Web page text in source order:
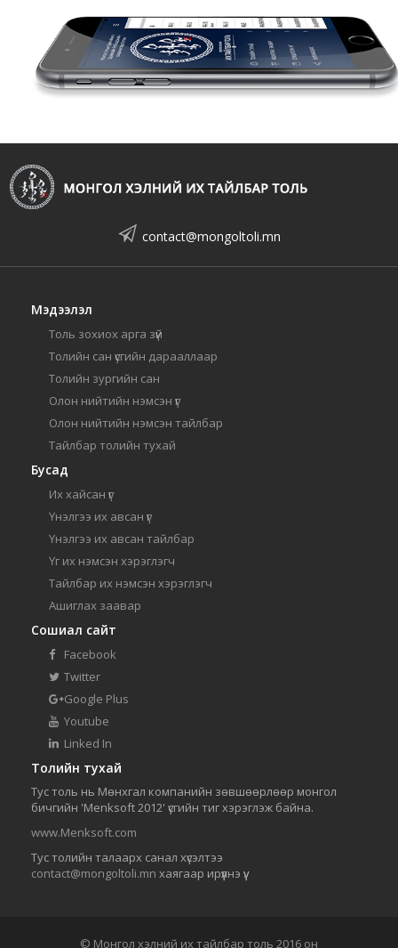
contact@mongoltoli.mn
Мэдээлэл
Толь зохиох арга зүй
Толийн сан үсгийн дарааллаар
Толийн зургийн сан
Олон нийтийн нэмсэн үг
Олон нийтийн нэмсэн тайлбар
Тайлбар толийн тухай
Бусад
Их хайсан үг
Үнэлгээ их авсан үг
Үнэлгээ их авсан тайлбар
Үг их нэмсэн хэрэглэгч
Тайлбар их нэмсэн хэрэглэгч
Ашиглах заавар
Сошиал сайт
Facebook
Twitter
Google Plus
Youtube
Linked In
Толийн тухай
Тус толь нь Мөнхгал компанийн зөвшөөрлөөр монгол
бичгийн 'Menksoft 2012' үсгийн тиг хэрэглэж байна.
www.Menksoft.com
Тус толийн талаарх санал хүсэлтээ
contact@mongoltoli.mn хаягаар ирүүлнэ үү.
© Монгол хэлний их тайлбар толь 2016 он